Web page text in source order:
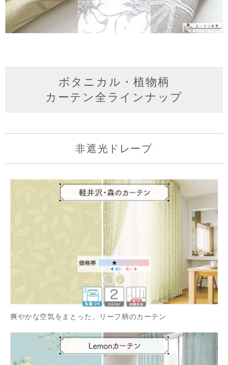
ボタニカル・植物柄
カーテン全ラインナップ
非遮光ドレープ
爽やかな空気をまとった、リーフ柄のカーテン